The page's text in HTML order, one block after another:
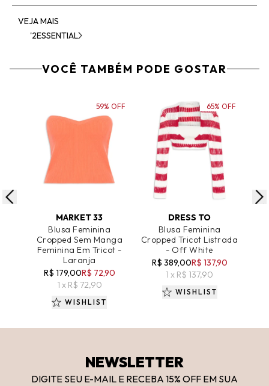
VEJA MAIS
'2ESSENTIAL
VOCÊ TAMBÉM PODE GOSTAR
MARKET 33
Blusa Feminina
Cropped Sem Manga
Feminina Em Tricot -
Laranja
R$ 179,00R$ 72,90
1 x R$ 72,90
59% OFF
WISHLIST
ADICIONAR AO CARRINHO
DRESS TO
Blusa Feminina
Cropped Tricot Listrada
- Off White
R$ 389,00R$ 137,90
1 x R$ 137,90
65% OFF
WISHLIST
NEWSLETTER
DIGITE SEU E-MAIL E RECEBA 15% OFF EM SUA